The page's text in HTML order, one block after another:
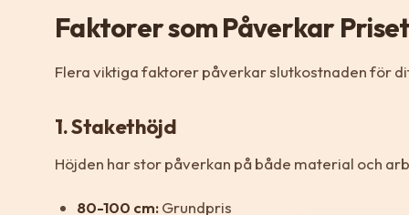
Faktorer som Påverkar
Flera viktiga faktorer påverkar slutkostnaden för
1. Stakethöjd
Höjden har stor påverkan på både material och
80-100 cm:Grundpris